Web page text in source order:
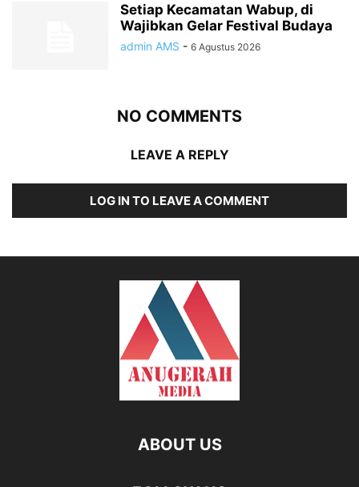
Setiap Kecamatan Wabup, di
Wajibkan Gelar Festival Budaya
admin AMS - 6 Agustus 2026
NO COMMENTS
LEAVE A REPLY
LOG IN TO LEAVE A COMMENT
ABOUT US